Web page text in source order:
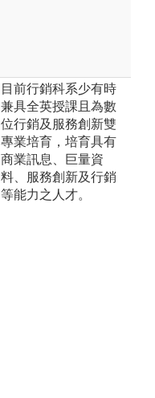
目前行銷科系少有時
兼具全英授課且為數
位行銷及服務創新雙
專業培育，培育具有
商業訊息、巨量資
料、服務創新及行銷
等能力之人才。